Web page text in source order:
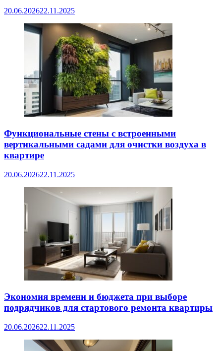
20.06.202622.11.2025
Функциональные стены с встроенными
вертикальными садами для очистки воздуха в
квартире
20.06.202622.11.2025
Экономия времени и бюджета при выборе
подрядчиков для стартового ремонта квартиры
20.06.202622.11.2025